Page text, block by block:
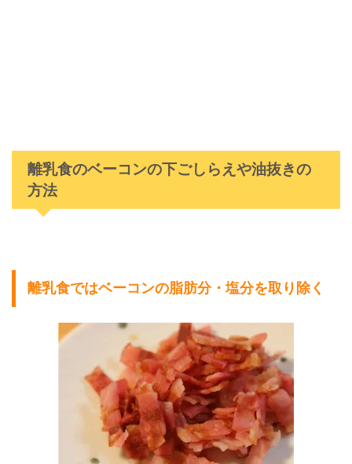
離乳食のベーコンの下ごしらえや油抜きの
方法
離乳食ではベーコンの脂肪分・塩分を取り除く